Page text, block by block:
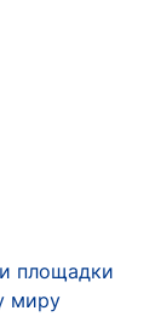
площадки
миру